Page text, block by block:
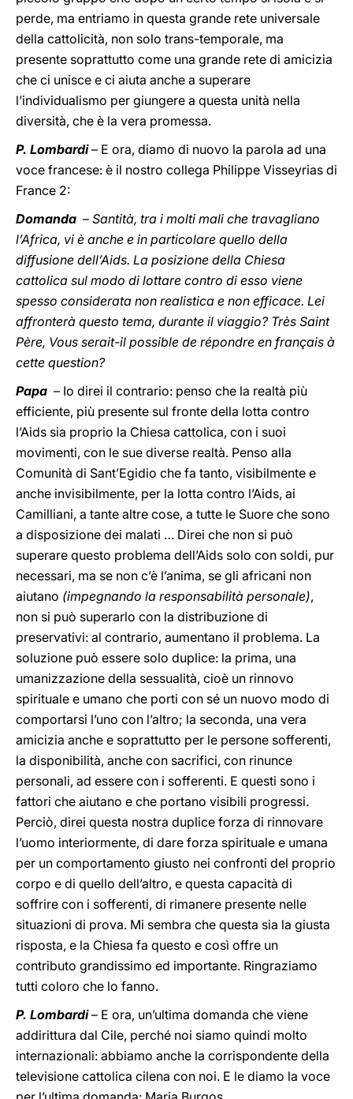
perde, ma entriamo in questa grande rete universale
della cattolicità, non solo trans-temporale, ma
presente soprattutto come una grande rete di amicizia
che ci unisce e ci aiuta anche a superare
l’individualismo per giungere a questa unità nella
diversità, che è la vera promessa.
P. Lombardi– E ora, diamo di nuovo la parola ad una
voce francese: è il nostro collega Philippe Visseyrias di
France 2:
Domanda – Santità, tra i molti mali che travagliano
l’Africa, vi è anche e in particolare quello della
diffusione dell’Aids. La posizione della Chiesa
cattolica sul modo di lottare contro di esso viene
spesso considerata non realistica e non efficace. Lei
affronterà questo tema, durante il viaggio? Très Saint
Père, Vous serait-il possible de répondre en français à
cette question?
Papa – Io direi il contrario: penso che la realtà più
efficiente, più presente sul fronte della lotta contro
l’Aids sia proprio la Chiesa cattolica, con i suoi
movimenti, con le sue diverse realtà. Penso alla
Comunità di Sant’Egidio che fa tanto, visibilmente e
anche invisibilmente, per la lotta contro l’Aids, ai
Camilliani, a tante altre cose, a tutte le Suore che sono
a disposizione dei malati … Direi che non si può
superare questo problema dell’Aids solo con soldi, pur
necessari, ma se non c’è l’anima, se gli africani non
aiutano (impegnando la responsabilità personale),
non si può superarlo con la distribuzione di
preservativi: al contrario, aumentano il problema. La
soluzione può essere solo duplice: la prima, una
umanizzazione della sessualità, cioè un rinnovo
spirituale e umano che porti con sé un nuovo modo di
comportarsi l’uno con l’altro; la seconda, una vera
amicizia anche e soprattutto per le persone sofferenti,
la disponibilità, anche con sacrifici, con rinunce
personali, ad essere con i sofferenti. E questi sono i
fattori che aiutano e che portano visibili progressi.
Perciò, direi questa nostra duplice forza di rinnovare
l’uomo interiormente, di dare forza spirituale e umana
per un comportamento giusto nei confronti del proprio
corpo e di quello dell’altro, e questa capacità di
soffrire con i sofferenti, di rimanere presente nelle
situazioni di prova. Mi sembra che questa sia la giusta
risposta, e la Chiesa fa questo e così offre un
contributo grandissimo ed importante. Ringraziamo
tutti coloro che lo fanno.
P. Lombardi– E ora, un’ultima domanda che viene
addirittura dal Cile, perché noi siamo quindi molto
internazionali: abbiamo anche la corrispondente della
televisione cattolica cilena con noi. E le diamo la voce